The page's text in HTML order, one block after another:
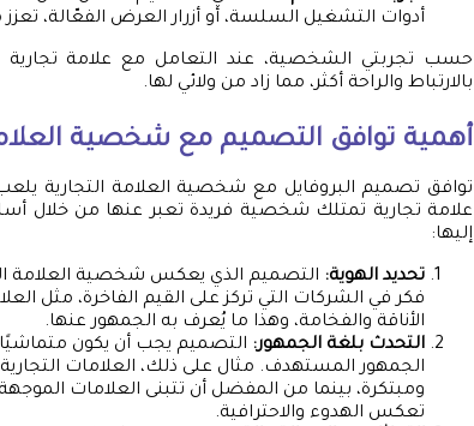
أدوات التشغيل السلسة، أو أزرار العرض الفعّالة،
حسب تجربتي الشخصية، عند التعامل مع علامة
بالارتباط والراحة أكثر، مما زاد من ولائي لها.
أهمية توافق التصميم مع شخصية
توافق تصميم البروفايل مع شخصية العلامة التجارية
علامة تجارية تمتلك شخصية فريدة تعبر عنها من خلال
إليها:
تحديد الهوية: التصميم الذي يعكس شخصية العلامة
فكر في الشركات التي تركز على القيم الفاخرة، مثل
الأناقة والفخامة، وهذا ما يُعرف به الجمهور عنها.
التحدث بلغة الجمهور: التصميم يجب أن يكون
الجمهور المستهدف. مثال على ذلك، العلامات
ومبتكرة، بينما من المفضل أن تتبنى العلامات
تعكس الهدوء والاحترافية.